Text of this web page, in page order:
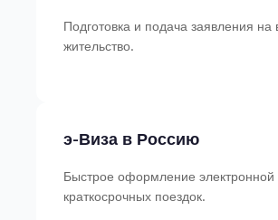
Подготовка и подача заявления на
жительство.
э-Виза в Россию
Быстрое оформление электронной
краткосрочных поездок.